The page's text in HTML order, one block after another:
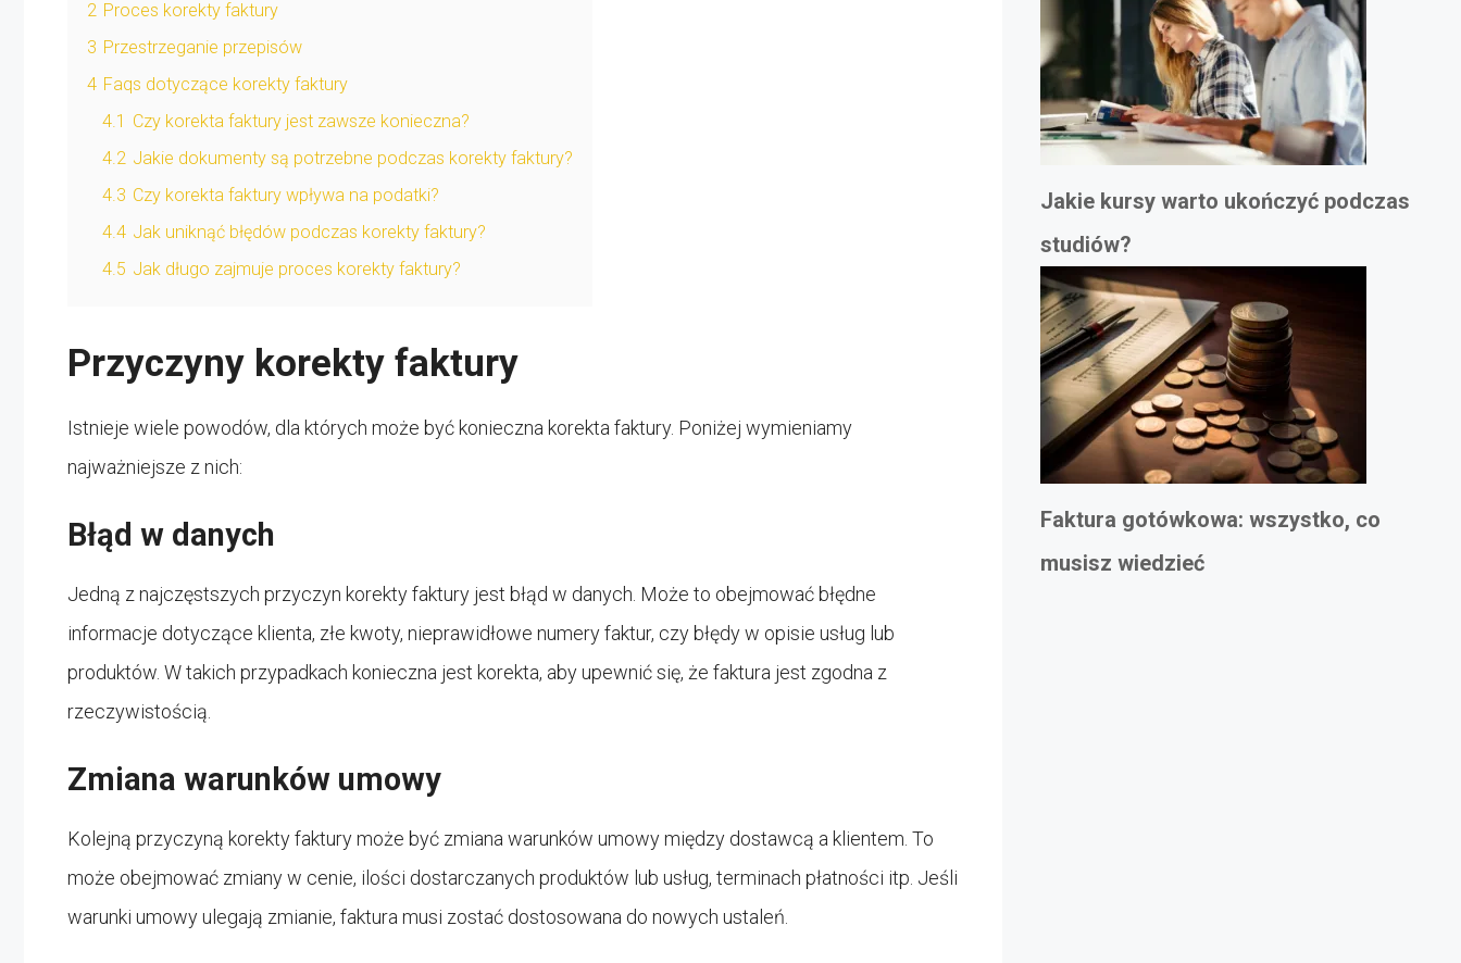
2 Proces korekty faktury
3 Przestrzeganie przepisów
4 Faqs dotyczące korekty faktury
4.1 Czy korekta faktury jest zawsze konieczna?
4.2 Jakie dokumenty są potrzebne podczas korekty faktury?
4.3 Czy korekta faktury wpływa na podatki?
4.4 Jak uniknąć błędów podczas korekty faktury?
4.5 Jak długo zajmuje proces korekty faktury?
Przyczyny korekty faktury
Istnieje wiele powodów, dla których może być konieczna korekta faktury. Poniżej wymieniamy
najważniejsze z nich:
Błąd w danych
Jedną z najczęstszych przyczyn korekty faktury jest błąd w danych. Może to obejmować błędne
informacje dotyczące klienta, złe kwoty, nieprawidłowe numery faktur, czy błędy w opisie usług lub
produktów. W takich przypadkach konieczna jest korekta, aby upewnić się, że faktura jest zgodna z
rzeczywistością.
Zmiana warunków umowy
Kolejną przyczyną korekty faktury może być zmiana warunków umowy między dostawcą a klientem. To
może obejmować zmiany w cenie, ilości dostarczanych produktów lub usług, terminach płatności itp. Jeśli
warunki umowy ulegają zmianie, faktura musi zostać dostosowana do nowych ustaleń.
Jakie kursy warto ukończyć podczas
studiów?
Faktura gotówkowa: wszystko, co
musisz wiedzieć